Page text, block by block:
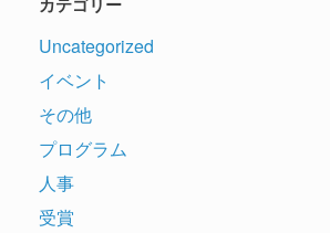
Uncategorized
イベント
その他
プログラム
人事
受賞